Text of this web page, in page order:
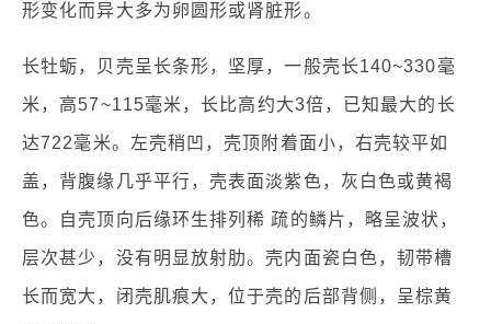
形变化而异大多为卵圆形或肾脏形。
长牡蛎，贝壳呈长条形，坚厚，一般壳长140~330毫
米，高57~115毫米，长比高约大3倍，已知最大的长
达722毫米。左壳稍凹，壳顶附着面小，右壳较平如
盖，背腹缘几乎平行，壳表面淡紫色，灰白色或黄褐
色。自壳顶向后缘环生排列稀 疏的鳞片，略呈波状，
层次甚少，没有明显放射肋。壳内面瓷白色，韧带槽
长而宽大，闭壳肌痕大，位于壳的后部背侧，呈棕黄